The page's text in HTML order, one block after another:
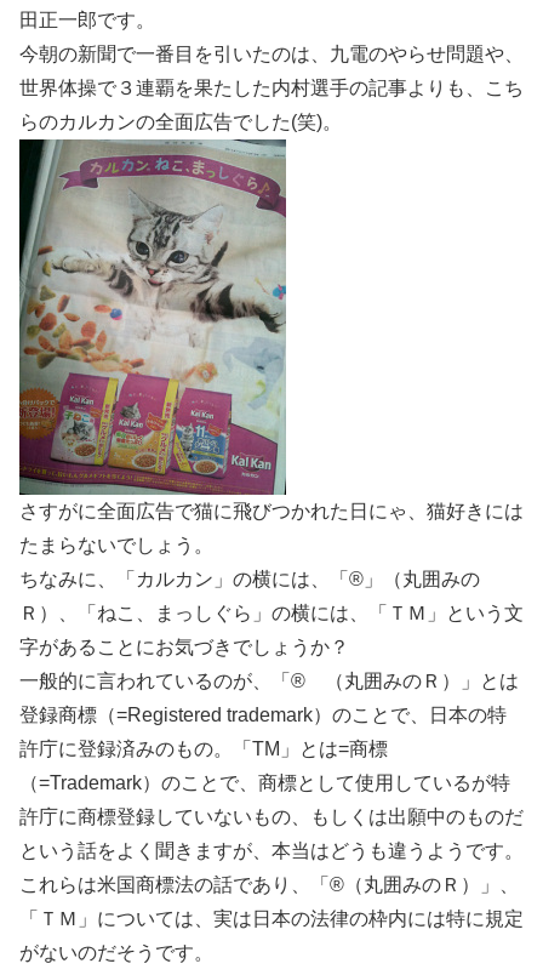
田正一郎です。
今朝の新聞で一番目を引いたのは、九電のやらせ問題や、
世界体操で３連覇を果たした内村選手の記事よりも、こち
らのカルカンの全面広告でした(笑)。
さすがに全面広告で猫に飛びつかれた日にゃ、猫好きには
たまらないでしょう。
ちなみに、「カルカン」の横には、
「 ® 」
（丸囲みの
Ｒ）、「ねこ、まっしぐら」の横には、
「ＴＭ」
という文
字があることにお気づきでしょうか？
一般的に言われているのが、「 ® （丸囲みのＲ）」とは
登録商標（=Registered trademark）のことで、日本の特
許庁に登録済みのもの。「TM」とは=商標
（=Trademark）のことで、商標として使用しているが特
許庁に商標登録していないもの、もしくは出願中のものだ
という話をよく聞きますが、本当はどうも違うようです。
これらは米国商標法の話であり、「 ® （丸囲みのＲ）」、
「ＴＭ」については、実は日本の法律の枠内には特に規定
がないのだそうです。